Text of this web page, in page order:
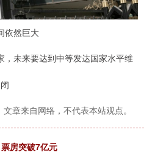
依然巨大
未来要达到中等发达国家水平维
章来自网络，不代表本站观点。
房突破7亿元